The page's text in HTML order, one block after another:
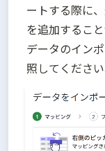
ートする際に
を追加すること
データのイン
照してください